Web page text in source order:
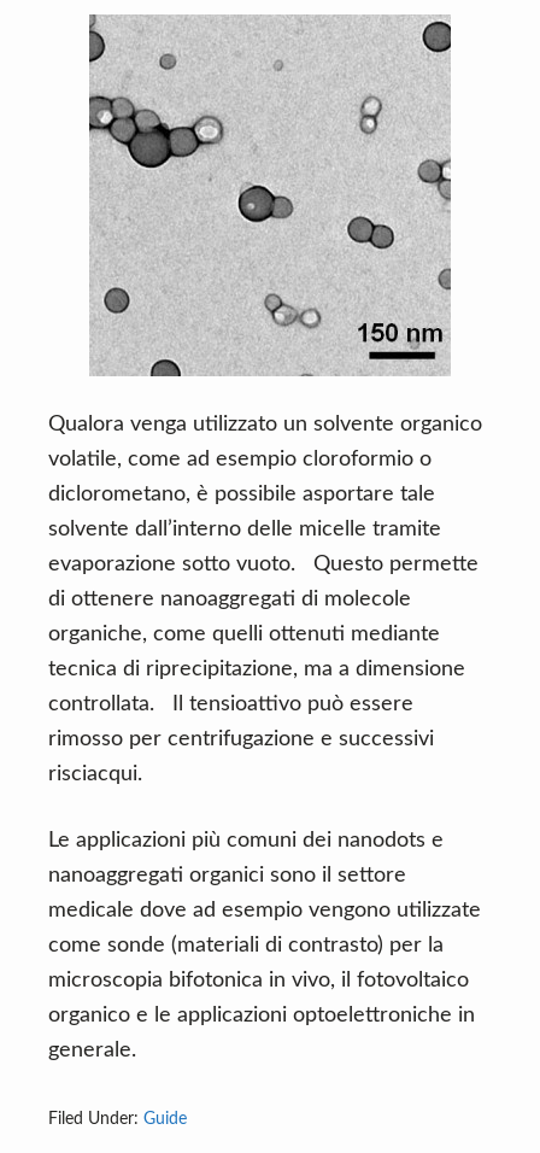
Qualora venga utilizzato un solvente organico
volatile, come ad esempio cloroformio o
diclorometano, è possibile asportare tale
solvente dall’interno delle micelle tramite
evaporazione sotto vuoto. Questo permette
di ottenere nanoaggregati di molecole
organiche, come quelli ottenuti mediante
tecnica di riprecipitazione, ma a dimensione
controllata. Il tensioattivo può essere
rimosso per centrifugazione e successivi
risciacqui.
Le applicazioni più comuni dei nanodots e
nanoaggregati organici sono il settore
medicale dove ad esempio vengono utilizzate
come sonde (materiali di contrasto) per la
microscopia bifotonica in vivo, il fotovoltaico
organico e le applicazioni optoelettroniche in
generale.
Filed Under: Guide